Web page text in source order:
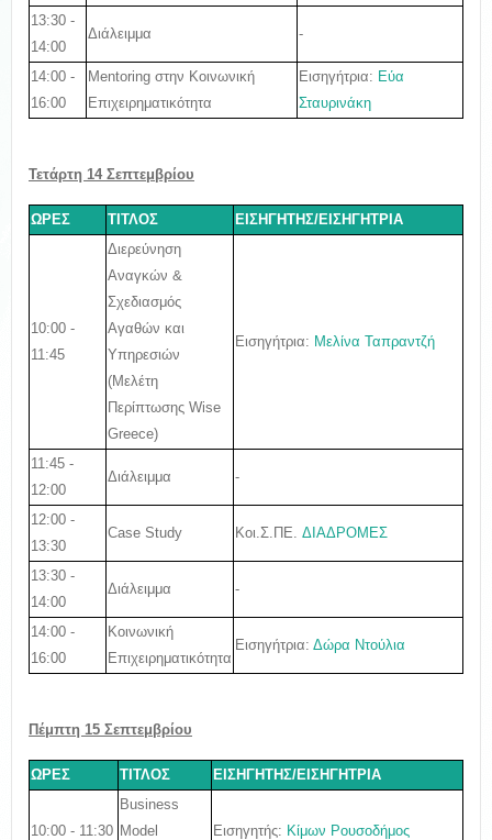
13:30 -
14:00
Διάλειμμα -
14:00 -
16:00
Mentoring στην Κοινωνική
Επιχειρηματικότητα
Εισηγήτρια: Εύα
Σταυρινάκη
Τετάρτη 14 Σεπτεμβρίου
ΩΡΕΣ ΤΙΤΛΟΣ ΕΙΣΗΓΗΤΗΣ/ΕΙΣΗΓΗΤΡΙΑ
10:00 -
11:45
Διερεύνηση
Αναγκών &
Σχεδιασμός
Αγαθών και
Υπηρεσιών
(Μελέτη
Περίπτωσης Wise
Greece)
Εισηγήτρια: Μελίνα Ταπραντζή
11:45 -
12:00
Διάλειμμα -
12:00 -
13:30
Case Study Κοι.Σ.ΠΕ. ΔΙΑΔΡΟΜΕΣ
13:30 -
14:00
Διάλειμμα -
14:00 -
16:00
Κοινωνική
Επιχειρηματικότητα
Εισηγήτρια: Δώρα Ντούλια
Πέμπτη 15 Σεπτεμβρίου
ΩΡΕΣ ΤΙΤΛΟΣ ΕΙΣΗΓΗΤΗΣ/ΕΙΣΗΓΗΤΡΙΑ
10:00 - 11:30
Business
Model
Εισηγητής: Κίμων Ρουσοδήμος